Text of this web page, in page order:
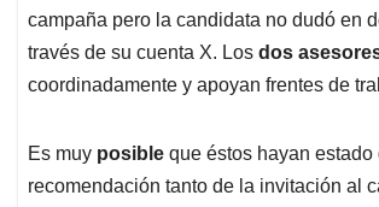
campaña pero la candidata no dudó en
través de su cuenta X. Los dos
coordinadamente y apoyan frentes de
Es muy posible que éstos hayan estado
recomendación tanto de la invitación al